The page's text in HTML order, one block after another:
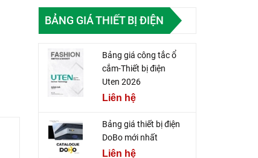
BẢNG GIÁ THIẾT BỊ ĐIỆN
Bảng giá công tắc ổ
cắm-Thiết bị điện
Uten 2026
Liên hệ
Bảng giá thiết bị điện
DoBo mới nhất
Liên hệ